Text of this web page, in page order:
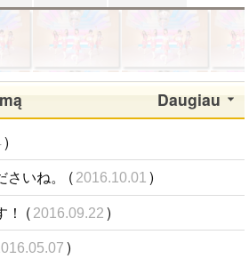
Daugiau
)
さいね。 ( 2016.10.01 )
！ ( 2016.09.22 )
)